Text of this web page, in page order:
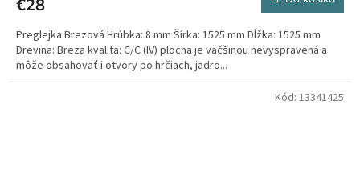
€28
Preglejka Brezová Hrúbka: 8 mm Šírka: 1525 mm Dĺžka: 1525 mm
Drevina: Breza kvalita: C/C (IV) plocha je väčšinou nevyspravená a
môže obsahovať i otvory po hrčiach, jadro...
Kód: 13341425